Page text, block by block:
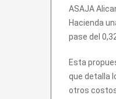
ASAJA
Hacienda
pase del
Esta
que detalla
otros